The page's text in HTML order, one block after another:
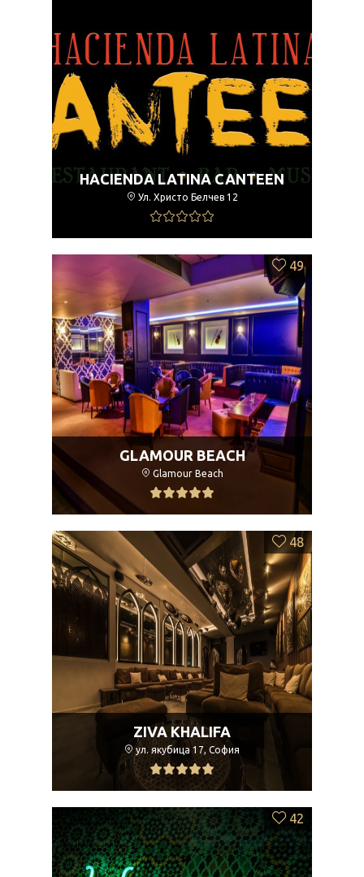
HACIENDA LATINA CANTEEN
Ул. Христо Белчев 12
49
GLAMOUR BEACH
Glamour Beach
48
ZIVA KHALIFA
ул. якубица 17, София
42